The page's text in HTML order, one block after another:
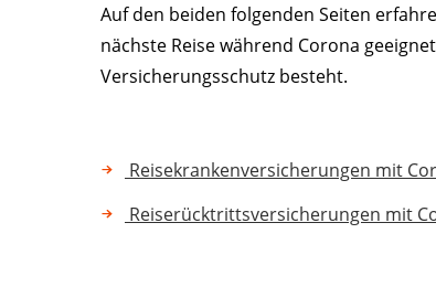
Auf den beiden folgenden Seiten
nächste Reise während Corona
Versicherungsschutz besteht.
Reisekrankenversicherungen mit
Reiserücktrittsversicherungen mit